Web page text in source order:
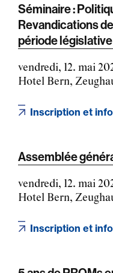
Séminaire :
Revandications
période
vendredi, 12. mai
Hotel Bern,
Inscription et
Assemblée
vendredi, 12. mai
Hotel Bern,
Inscription et